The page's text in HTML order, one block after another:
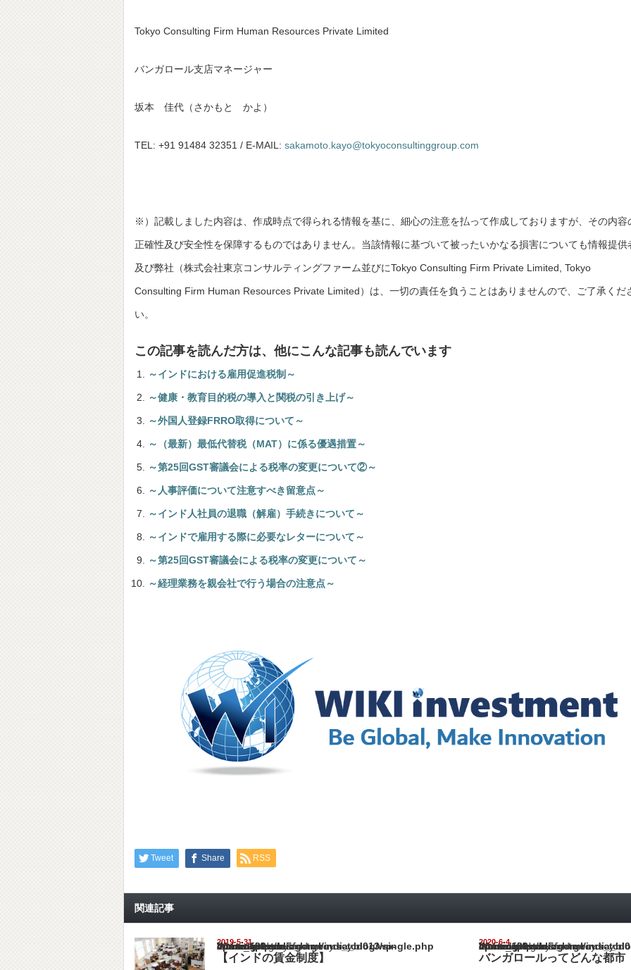
Tokyo Consulting Firm Human Resources Private Limited
バンガロール支店マネージャー
坂本 佳代（さかもと かよ）
TEL: +91 91484 32351 / E-MAIL: sakamoto.kayo@tokyoconsultinggroup.com
※）記載しました内容は、作成時点で得られる情報を基に、細心の注意を払って作成しておりますが、その内容
正確性及び安全性を保障するものではありません。当該情報に基づいて被ったいかなる損害についても情報提供
及び弊社（株式会社東京コンサルティングファーム並びにTokyo Consulting Firm Private Limited, Tokyo
Consulting Firm Human Resources Private Limited）は、一切の責任を負うことはありませんので、ご了承くだ
い。
この記事を読んだ方は、他にこんな記事も読んでいます
～インドにおける雇用促進税制～
～健康・教育目的税の導入と関税の引き上げ～
～外国人登録FRRO取得について～
～（最新）最低代替税（MAT）に係る優遇措置～
～第25回GST審議会による税率の変更について②～
～人事評価について注意すべき留意点～
～インド人社員の退職（解雇）手続きについて～
～インドで雇用する際に必要なレターについて～
～第25回GST審議会による税率の変更について～
～経理業務を親会社で行う場合の注意点～
Tweet Share RSS
関連記事
2019-5-31
Warning
: Undefined array key "show_category" in
/home/netst/kuno-cpa.co.jp/public_html/india_blog/wp-content/themes/gorgeous_tcd013/single.php
on line183
【インドの賃金制度】
2020-6-4
Warning
: Undefined array key "show_category" in
/home/netst/kuno-cpa.co.jp/public_html/india_blog/wp-content/
on line183
バンガロールってどんな都市